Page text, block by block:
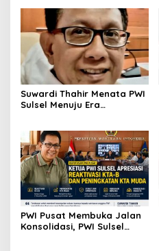
Suwardi Thahir Menata PWI
Sulsel Menuju Era
PWI Pusat Membuka Jalan
Konsolidasi, PWI Sulsel